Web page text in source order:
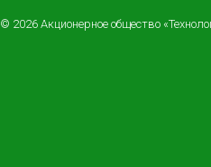
© 2026 Акционерное общество